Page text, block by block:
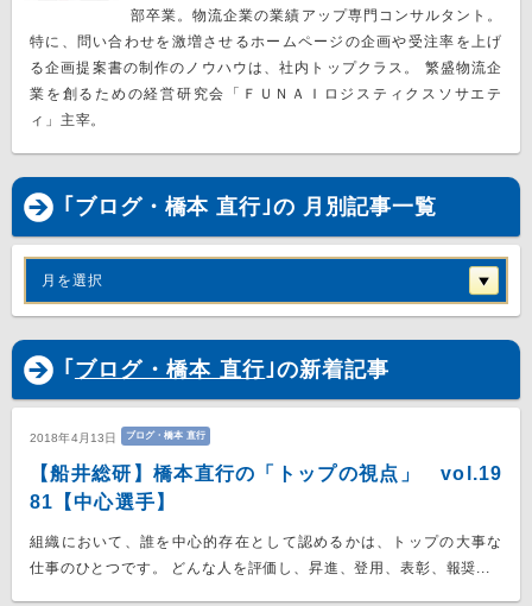
部卒業。物流企業の業績アップ専門コンサルタント。
特に、問い合わせを激増させるホームページの企画や受注率を上げ
る企画提案書の制作のノウハウは、社内トップクラス。 繁盛物流企
業を創るための経営研究会「ＦＵＮＡＩロジスティクスソサエテ
ィ」主宰。
｢ブログ・橋本 直行｣の 月別記事一覧
月を選択
｢ ブログ・橋本 直行｣の新着記事
2018年4月13日 ブログ・橋本 直行
【船井総研】橋本直行の「トップの視点」 vol.19
81【中心選手】
組織において、誰を中心的存在として認めるかは、トップの大事な
仕事のひとつです。 どんな人を評価し、昇進、登用、表彰、報奨...